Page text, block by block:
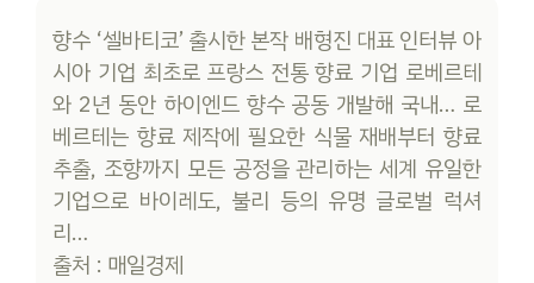
향수 ‘셀바티코’ 출시한 본작 배형진 대표 인터뷰 아
시아 기업 최초로 프랑스 전통 향료 기업 로베르테
와 2년 동안 하이엔드 향수 공동 개발해 국내… 로
베르테는 향료 제작에 필요한 식물 재배부터 향료
추출, 조향까지 모든 공정을 관리하는 세계 유일한
기업으로 바이레도, 불리 등의 유명 글로벌 럭셔
리…
출처 : 매일경제